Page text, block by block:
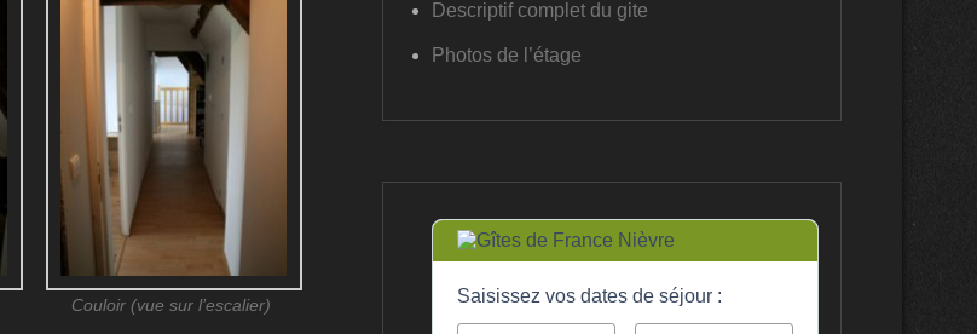
Couloir (vue sur l’escalier)
Descriptif complet du gite
Photos de l’étage